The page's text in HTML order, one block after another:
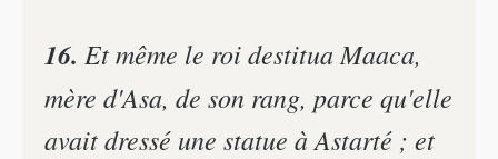
16. Et même le roi destitua Maaca,
mère d'Asa, de son rang, parce qu'elle
avait dressé une statue à Astarté ; et